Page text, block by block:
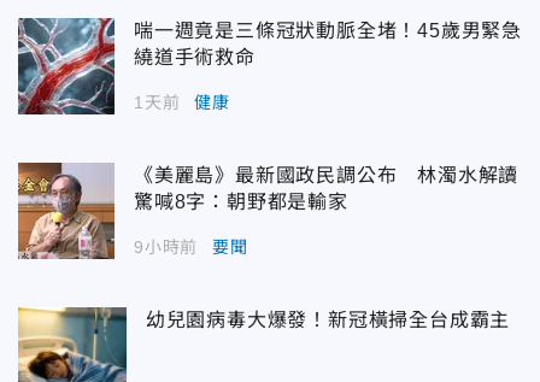
喘一週竟是三條冠狀動脈全堵！45歲男緊急
繞道手術救命
1天前 健康
《美麗島》最新國政民調公布 林濁水解讀
驚喊8字：朝野都是輸家
9小時前 要聞
幼兒園病毒大爆發！新冠橫掃全台成霸主